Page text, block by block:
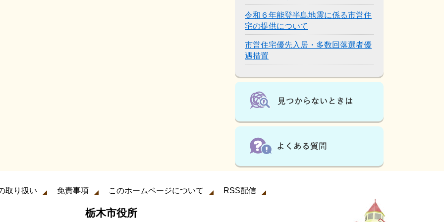
令和６年能登半島地震に係る市営住
宅の提供について
市営住宅優先入居・多数回落選者優
遇措置
取り扱い 免責事項 このホームページについて RSS配信
栃木市役所